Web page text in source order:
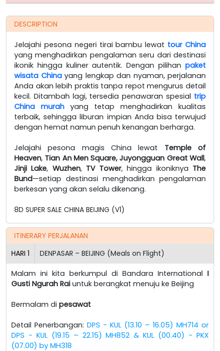
DESCRIPTION
Jelajahi pesona negeri tirai bambu lewat tour China
yang menghadirkan pengalaman seru dari destinasi
ikonik hingga kuliner autentik. Dengan pilihan paket
wisata Chinayang lengkap dan nyaman, perjalanan
Anda akan lebih praktis tanpa repot mengurus detail
kecil. Ditambah lagi, tersedia penawaran spesial trip
China murah yang tetap menghadirkan kualitas
terbaik, sehingga liburan impian Anda bisa terwujud
dengan hemat namun penuh kenangan berharga.
Jelajahi pesona magis China lewat Temple of
Heaven, Tian An Men Square, Juyongguan Great Wall,
Jinji Lake, Wuzhen,TV Tower, hingga ikoniknya The
Bund—setiap destinasi menghadirkan pengalaman
berkesan yang akan selalu dikenang.
8D SUPER SALE CHINA BEIJING (V1)
ITINERARY PERJALANAN
HARI 1 DENPASAR – BEIJING (Meals on Flight)
Malam ini kita berkumpul di Bandara International I
Gusti Ngurah Rai untuk berangkat menuju ke Beijing
Bermalam di pesawat
Detail Penerbangan: DPS - KUL (13.10 – 16.05) MH714 or
DPS - KUL (19.15 – 22.15) MH852 & KUL (00.40) - PKX
(07.00) by MH318